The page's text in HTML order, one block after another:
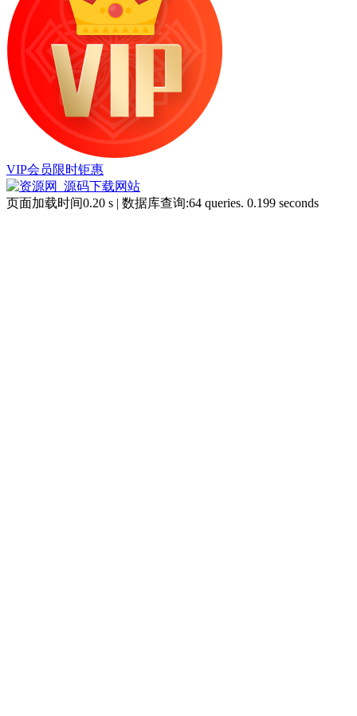
VIP会员限时钜惠
页面加载时间0.20 s | 数据库查询:64 queries. 0.199 seconds